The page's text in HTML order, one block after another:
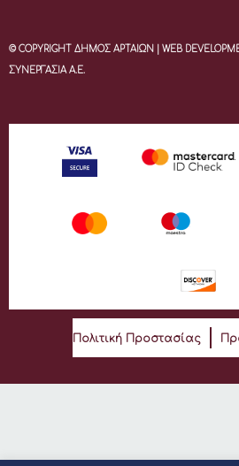
© COPYRIGHT ΔΗΜΟΣ ΑΡΤΑΙΩΝ | WEB
ΣΥΝΕΡΓΑΣΙΑ Α.Ε.
Πολιτική Προστασίας